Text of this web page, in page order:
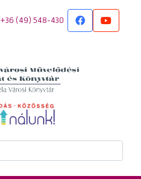
+36 (49) 548-430